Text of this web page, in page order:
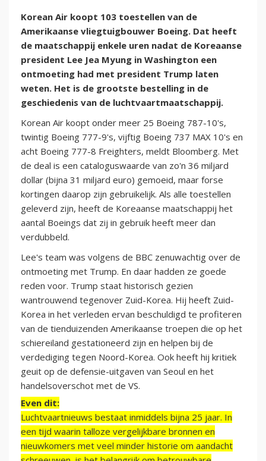
Korean Air koopt 103 toestellen van de
Amerikaanse vliegtuigbouwer Boeing. Dat heeft
de maatschappij enkele uren nadat de Koreaanse
president Lee Jea Myung in Washington een
ontmoeting had met president Trump laten
weten. Het is de grootste bestelling in de
geschiedenis van de luchtvaartmaatschappij.
Korean Air koopt onder meer 25 Boeing 787-10's,
twintig Boeing 777-9's, vijftig Boeing 737 MAX 10's en
acht Boeing 777-8 Freighters, meldt Bloomberg. Met
de deal is een cataloguswaarde van zo'n 36 miljard
dollar (bijna 31 miljard euro) gemoeid, maar forse
kortingen daarop zijn gebruikelijk. Als alle toestellen
geleverd zijn, heeft de Koreaanse maatschappij het
aantal Boeings dat zij in gebruik heeft meer dan
verdubbeld.
Lee's team was volgens de BBC zenuwachtig over de
ontmoeting met Trump. En daar hadden ze goede
reden voor. Trump staat historisch gezien
wantrouwend tegenover Zuid-Korea. Hij heeft Zuid-
Korea in het verleden ervan beschuldigd te profiteren
van de tienduizenden Amerikaanse troepen die op het
schiereiland gestationeerd zijn en helpen bij de
verdediging tegen Noord-Korea. Ook heeft hij kritiek
geuit op de defensie-uitgaven van Seoul en het
handelsoverschot met de VS.
Even dit:
Luchtvaartnieuws bestaat inmiddels bijna 25 jaar. In
een tijd waarin talloze vergelijkbare bronnen en
nieuwkomers met veel minder historie om aandacht